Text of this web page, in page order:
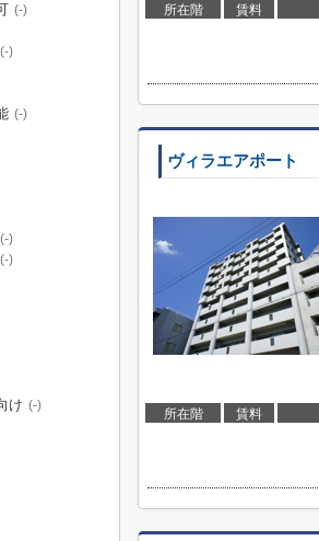
所在階 賃料
ヴィラエアポート
所在階 賃料
(-)
(-)
(-)
(-)
(-)
け (-)